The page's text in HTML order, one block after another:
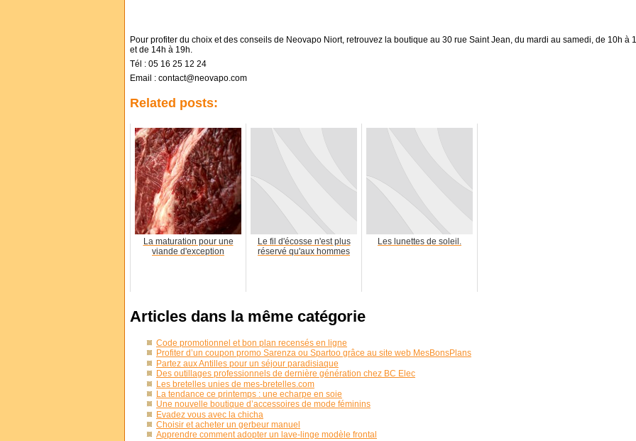
Pour profiter du choix et des conseils de Neovapo Niort, retrouvez la boutique au 30 rue Saint Jean, du mardi au samedi, de 10h à
et de 14h à 19h.
Tél : 05 16 25 12 24
Email : contact@neovapo.com
Related posts:
La maturation pour une
viande d'exception
Le fil d'écosse n'est plus
réservé qu'aux hommes
Les lunettes de soleil.
Articles dans la même catégorie
Code promotionnel et bon plan recensés en ligne
Profiter d’un coupon promo Sarenza ou Spartoo grâce au site web MesBonsPlans
Partez aux Antilles pour un séjour paradisiaque
Des outillages professionnels de dernière génération chez BC Elec
Les bretelles unies de mes-bretelles.com
La tendance ce printemps : une echarpe en soie
Une nouvelle boutique d’accessoires de mode féminins
Evadez vous avec la chicha
Choisir et acheter un gerbeur manuel
Apprendre comment adopter un lave-linge modèle frontal